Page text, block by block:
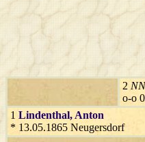
2 NN
o-o
1 Lindenthal, Anton
* 13.05.1865 Neugersdorf